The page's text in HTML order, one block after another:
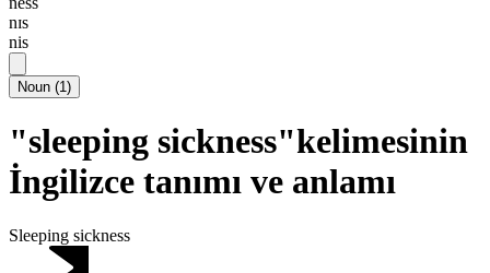
nɪs
nis
Noun (1)
"sleeping sickness"kelimesinin
İngilizce tanımı ve anlamı
Sleeping sickness